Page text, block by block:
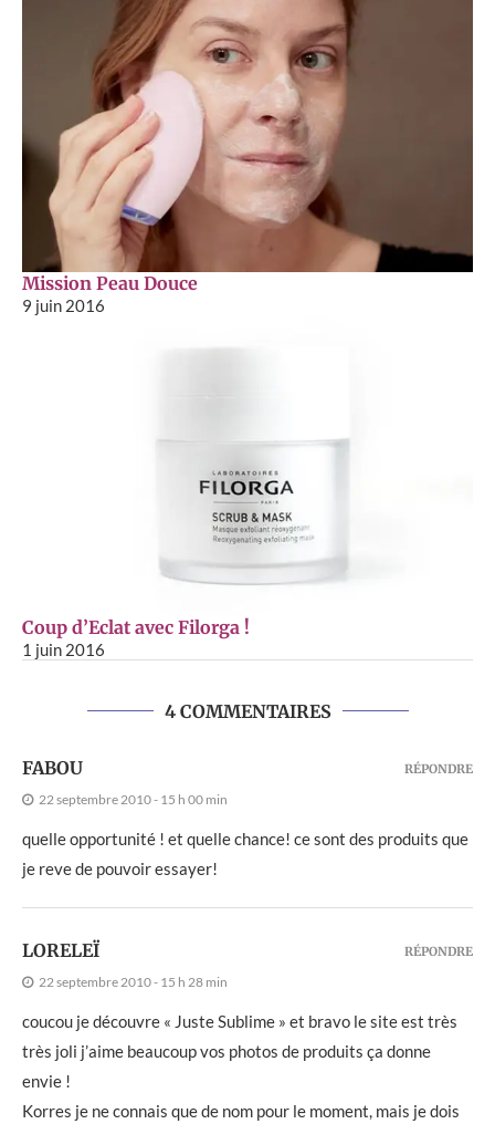
Mission Peau Douce
9 juin 2016
Coup d’Eclat avec Filorga !
1 juin 2016
4 COMMENTAIRES
FABOU
22 septembre 2010 - 15 h 00 min
quelle opportunité ! et quelle chance! ce sont des produits que
je reve de pouvoir essayer!
RÉPONDRE
LORELEÏ
22 septembre 2010 - 15 h 28 min
coucou je découvre « Juste Sublime » et bravo le site est très
très joli j’aime beaucoup vos photos de produits ça donne
envie !
Korres je ne connais que de nom pour le moment, mais je dois
RÉPONDRE